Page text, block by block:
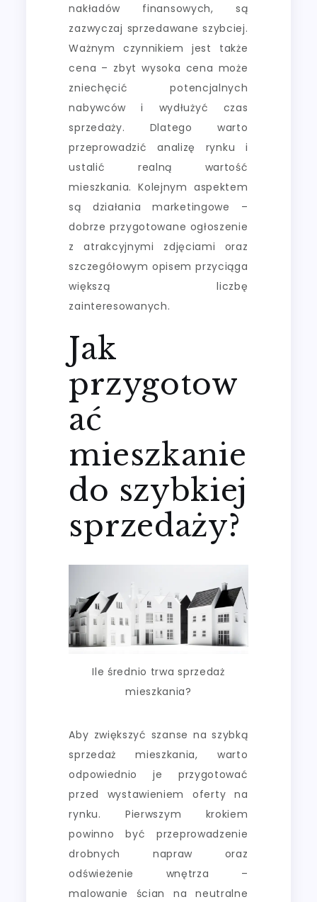
nakładów finansowych, są
zazwyczaj sprzedawane szybciej.
Ważnym czynnikiem jest także
cena – zbyt wysoka cena może
zniechęcić potencjalnych
nabywców i wydłużyć czas
sprzedaży. Dlatego warto
przeprowadzić analizę rynku i
ustalić realną wartość
mieszkania. Kolejnym aspektem
są działania marketingowe –
dobrze przygotowane ogłoszenie
z atrakcyjnymi zdjęciami oraz
szczegółowym opisem przyciąga
większą liczbę
zainteresowanych.
Jak
przygotow
ać
mieszkanie
do szybkiej
sprzedaży?
Ile średnio trwa sprzedaż
mieszkania?
Aby zwiększyć szanse na szybką
sprzedaż mieszkania, warto
odpowiednio je przygotować
przed wystawieniem oferty na
rynku. Pierwszym krokiem
powinno być przeprowadzenie
drobnych napraw oraz
odświeżenie wnętrza –
malowanie ścian na neutralne